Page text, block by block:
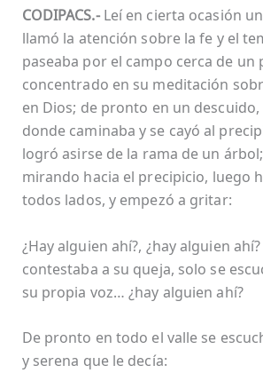
CODIPACS.- Leí en cierta ocasión
llamó la atención sobre la fe y el
paseaba por el campo cerca de un
concentrado en su meditación
en Dios; de pronto en un
donde caminaba y se cayó al
logró asirse de la rama de un
mirando hacia el precipicio, luego
todos lados, y empezó a gritar:
¿Hay alguien ahí?, ¿hay alguien
contestaba a su queja, solo se
su propia voz… ¿hay alguien ahí?
De pronto en todo el valle se
y serena que le decía: